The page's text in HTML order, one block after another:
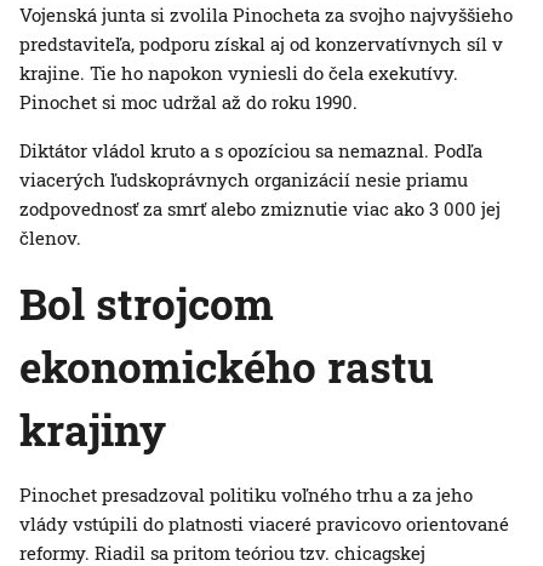
Vojenská junta si zvolila Pinocheta za svojho najvyššieho
predstaviteľa, podporu získal aj od konzervatívnych síl v
krajine. Tie ho napokon vyniesli do čela exekutívy.
Pinochet si moc udržal až do roku 1990.
Diktátor vládol kruto a s opozíciou sa nemaznal. Podľa
viacerých ľudskoprávnych organizácií nesie priamu
zodpovednosť za smrť alebo zmiznutie viac ako 3 000 jej
členov.
Bol strojcom
ekonomického rastu
krajiny
Pinochet presadzoval politiku voľného trhu a za jeho
vlády vstúpili do platnosti viaceré pravicovo orientované
reformy. Riadil sa pritom teóriou tzv. chicagskej